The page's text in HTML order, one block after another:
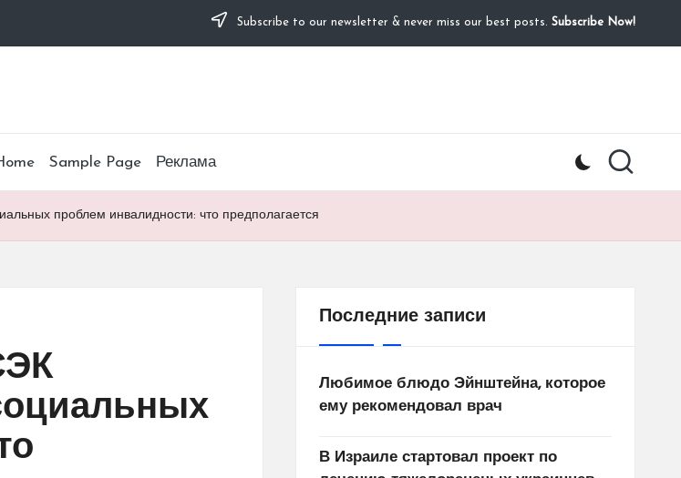
Subscribe to our newsletter & never miss our best posts. Subscribe Now!
Sample Page Реклама
проблем инвалидности: что предполагается
Последние записи
Любимое блюдо Эйнштейна, которое
ему рекомендовал врач
В Израиле стартовал проект по